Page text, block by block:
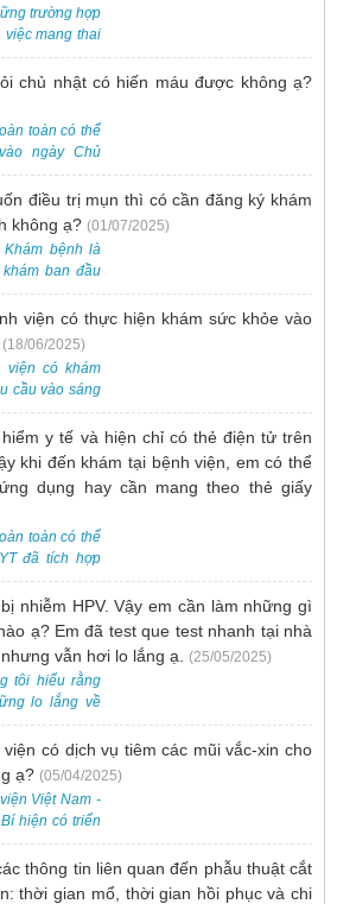
viện Việt
Bí.
trường hợp
việc mang thai
hiện được.
tôi đã tiếp
thai phụ có
chủ nhật có hiến máu được không ạ?
toàn có thể
ngày Chủ
điều trị mụn thì có cần đăng ký khám
không ạ? (01/07/2025)
bệnh là
ban đầu
hợp, bao
Vì vậy, bạn
tại Khoa
viện có thực hiện khám sức khỏe vào
(18/06/2025)
viện có khám
cầu vào sáng
nhu cầu, vui
để được sắp
hợp.
y tế và hiện chỉ có thẻ điện tử trên
khi đến khám tại bệnh viện, em có thể
dụng hay cần mang theo thẻ giấy
toàn có thể
đã tích hợp
khi đến
mang theo
nhiễm HPV. Vậy em cần làm những gì
ạ? Em đã test que test nhanh tại nhà
vẫn hơi lo lắng ạ. (25/05/2025)
tôi hiểu rằng
lo lắng về
Tại Bệnh
Điển Uông
cấp các dịch
xét nghiệm
hiện sớm
ung thư cổ tử
có dịch vụ tiêm các mũi vắc-xin cho
ạ? (05/04/2025)
Việt Nam -
hiện có triển
xin cho trẻ
thông tin liên quan đến phẫu thuật cắt
thời gian mổ, thời gian hồi phục và chi